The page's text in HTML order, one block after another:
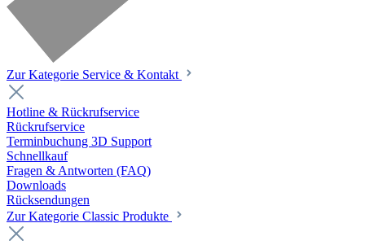
Zur Kategorie Service & Kontakt
Hotline & Rückrufservice
Rückrufservice
Terminbuchung 3D Support
Schnellkauf
Fragen & Antworten (FAQ)
Downloads
Rücksendungen
Zur Kategorie Classic Produkte